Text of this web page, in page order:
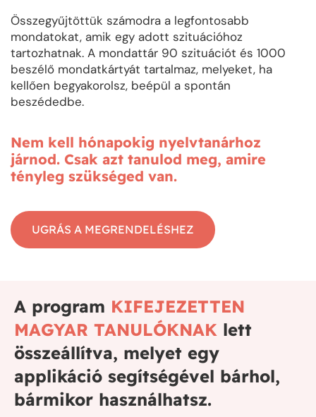
Összegyűjtöttük számodra a legfontosabb
mondatokat, amik egy adott szituációhoz
tartozhatnak. A mondattár 90 szituációt és 1000
beszélő mondatkártyát tartalmaz, melyeket, ha
kellően begyakorolsz, beépül a spontán
beszédedbe.
Nem kell hónapokig nyelvtanárhoz
járnod. Csak azt tanulod meg, amire
tényleg szükséged van.
UGRÁS A MEGRENDELÉSHEZ
A program KIFEJEZETTEN
MAGYAR TANULÓKNAK lett
összeállítva, melyet egy
applikáció segítségével bárhol,
bármikor használhatsz.